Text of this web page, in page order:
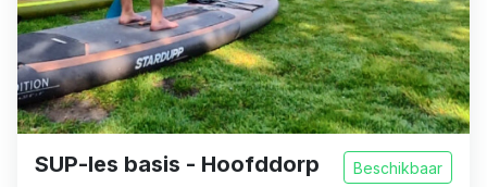
SUP-les basis - Hoofddorp Beschikbaar